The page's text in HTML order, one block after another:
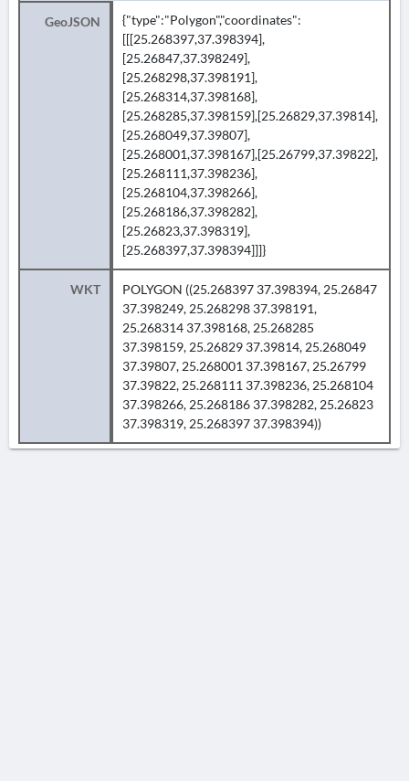
GeoJSON
{"type":"Polygon","coordinates":
[[[25.268397,37.398394],
[25.26847,37.398249],
[25.268298,37.398191],
[25.268314,37.398168],
[25.268285,37.398159],[25.26829,37.39814],
[25.268049,37.39807],
[25.268001,37.398167],[25.26799,37.39822],
[25.268111,37.398236],
[25.268104,37.398266],
[25.268186,37.398282],
[25.26823,37.398319],
[25.268397,37.398394]]]}
WKT
POLYGON ((25.268397 37.398394, 25.26847
37.398249, 25.268298 37.398191,
25.268314 37.398168, 25.268285
37.398159, 25.26829 37.39814, 25.268049
37.39807, 25.268001 37.398167, 25.26799
37.39822, 25.268111 37.398236, 25.268104
37.398266, 25.268186 37.398282, 25.26823
37.398319, 25.268397 37.398394))